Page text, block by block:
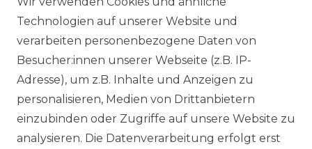
Ähnlicher Artikel
Venti - Modern Fit - Herren
Langarm Business Hemd
(144262600)
Technologien auf unserer Website und
verarbeiten personenbezogene Daten von
Besucher:innen unserer Webseite (z.B. IP-
Adresse), um z.B. Inhalte und Anzeigen zu
personalisieren, Medien von Drittanbietern
einzubinden oder Zugriffe auf unsere Website zu
analysieren. Die Datenverarbeitung erfolgt erst